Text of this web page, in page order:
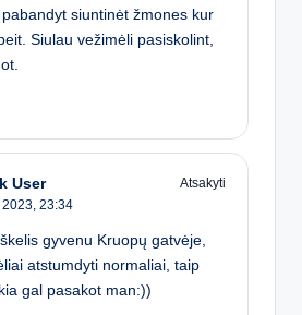
siuntinėt žmones kur
Siulau vežimėli pasiskolint,
User
Atsakyti
23:34
gyvenu Kruopų gatvėje,
atstumdyti normaliai, taip
gal pasakot man:))